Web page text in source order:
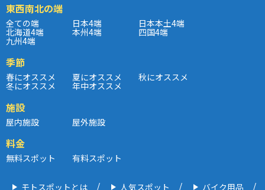
東西南北の端
全ての端 日本4端 日本本土4端
北海道4端 本州4端 四国4端
九州4端
季節
春にオススメ 夏にオススメ 秋にオススメ
冬にオススメ 年中オススメ
施設
屋内施設 屋外施設
料金
無料スポット 有料スポット
モトスポットとは 人気スポット バイク用品